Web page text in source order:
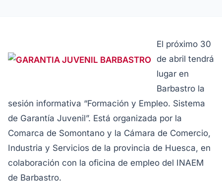
El próximo 30
de abril tendrá
lugar en
Barbastro la
sesión informativa “Formación y Empleo. Sistema
de Garantía Juvenil”. Está organizada por la
Comarca de Somontano y la Cámara de Comercio,
Industria y Servicios de la provincia de Huesca, en
colaboración con la oficina de empleo del INAEM
de Barbastro.